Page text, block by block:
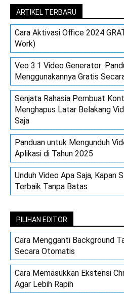
ARTIKEL TERBARU
Cara Aktivasi Office 2024
Work)
Veo 3.1 Video Generator:
Menggunakannya Gratis
Senjata Rahasia Pembuat
Menghapus Latar Belakang
Saja
Panduan untuk Mengunduh
Aplikasi di Tahun 2025
Unduh Video Apa Saja, Kapan
Terbaik Tanpa Batas
PILIHAN EDITOR
Cara Mengganti Background
Secara Otomatis
Cara Memasukkan Ekstensi
Agar Lebih Rapih